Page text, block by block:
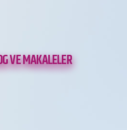
VE MAKALELER